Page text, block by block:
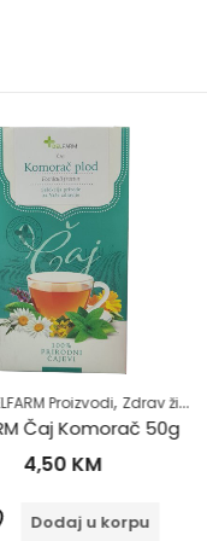
dijabetes,Zdrav život
Proizvodi,Zdrav život
Komorač 50g
KM
u korpu